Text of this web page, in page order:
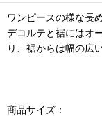
ワンピースの様な長
デコルテと裾にはオ
り、裾からは幅の広
商品サイズ：